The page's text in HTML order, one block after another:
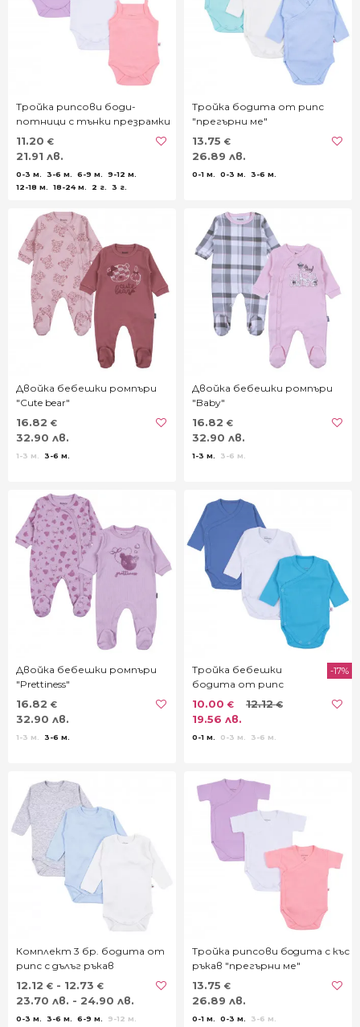
Тройка рипсови боди-
потници с тънки презрамки
11.20 €
21.91 лв.
0-3 м. 3-6 м. 6-9 м.
9-12 м.
12-18 м.
18-24 м. 2 г. 3 г.
Тройка бодита от рипс
"прегърни ме"
13.75 €
26.89 лв.
0-1 м. 0-3 м. 3-6 м.
Двойка бебешки ромпъри
"Cute bear"
16.82 €
32.90 лв.
1-3 м. 3-6 м.
Двойка бебешки ромпъри
"Baby"
16.82 €
32.90 лв.
1-3 м. 3-6 м.
Двойка бебешки ромпъри
"Prettiness"
16.82 €
32.90 лв.
1-3 м. 3-6 м.
Тройка бебешки
бодита от рипс
"прегърни ме"
-17%
10.00 €
19.56 лв.
12.12€
0-1 м. 0-3 м. 3-6 м.
Комплект 3 бр. бодита от
рипс с дълъг ръкав
12.12 € - 12.73 €
23.70 лв. - 24.90 лв.
0-3 м. 3-6 м. 6-9 м. 9-12 м.
Тройка рипсови бoдита с къс
ръкав "прегърни ме"
13.75 €
26.89 лв.
0-1 м. 0-3 м. 3-6 м.